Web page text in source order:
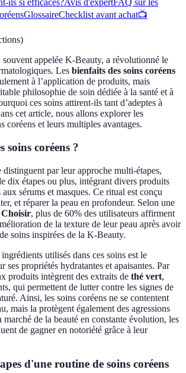
ils si efficaces?Avis d'expertFAQ sur les
GlossaireChecklist avant achat📺
)
souvent appelée K-Beauty, a révolutionné le
Les bienfaits des soins coréens
à l’application de produits, mais
philosophie de soin dédiée à la santé et à
ces soins attirent-ils tant d’adeptes à
cet article, nous allons explorer les
coréens et leurs multiples avantages.
soins coréens ?
distinguent par leur approche multi-étapes,
dix étapes ou plus, intégrant divers produits
sérums et masques. Ce ritual est conçu
et réparer la peau en profondeur. Selon une
, plus de 60% des utilisateurs affirment
de la texture de leur peau après avoir
soins inspirées de la K-Beauty.
utilisés dans ces soins est le
ses propriétés hydratantes et apaisantes. Par
produits intègrent des extraits de thé vert,
qui permettent de lutter contre les signes de
Ainsi, les soins coréens ne se contentent
mais la protègent également des agressions
marché de la beauté en constante évolution, les
de gagner en notoriété grâce à leur
d'une routine de soins coréens